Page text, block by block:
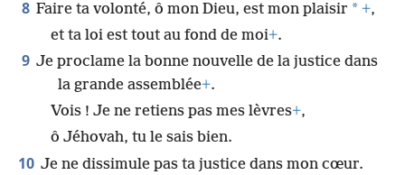
8 Faire ta volonté, ô mon Dieu, est mon plaisir * +,
et ta loi est tout au fond de moi+.
9 Je proclame la bonne nouvelle de la justice dans
la grande assemblée+.
Vois ! Je ne retiens pas mes lèvres+,
ô Jéhovah, tu le sais bien.
10 Je ne dissimule pas ta justice dans mon cœur.